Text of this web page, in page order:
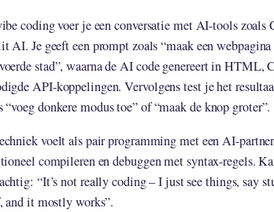
coding voer je een conversatie met AI-tools
AI. Je geeft een prompt zoals “maak een
stad”, waarna de AI code genereert in HTML,
API-koppelingen. Vervolgens test je het
“voeg donkere modus toe” of “maak de knop groter”.
voelt als pair programming met een AI-
compileren en debuggen met syntax-regels.
“It’s not really coding – I just see things, say
and it mostly works”.